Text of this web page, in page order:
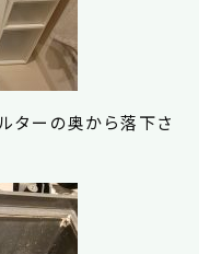
ターの奥から落下さ